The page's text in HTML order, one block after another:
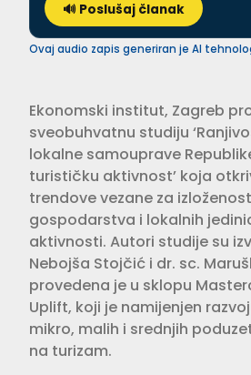
🔊 Poslušaj članak
Ovaj audio zapis generiran je AI
Ekonomski institut, Zagreb
sveobuhvatnu studiju
lokalne samouprave
turističku aktivnost’ koja
trendove vezane za
gospodarstva i lokalnih
aktivnosti. Autori studije su
Nebojša Stojčić i dr. sc.
provedena je u sklopu
Uplift, koji je namijenjen
mikro, malih i srednjih
na turizam.